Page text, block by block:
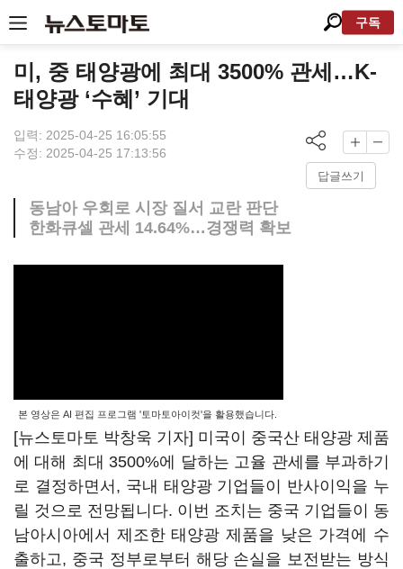
구독
미, 중 태양광에 최대 3500% 관세…K-
태양광 ‘수혜’ 기대
입력: 2025-04-25 16:05:55
수정: 2025-04-25 17:13:56
답글쓰기
동남아 우회로 시장 질서 교란 판단
한화큐셀 관세 14.64%…경쟁력 확보
본 영상은 AI 편집 프로그램 '토마토아이컷'을 활용했습니다.
[뉴스토마토 박창욱 기자] 미국이 중국산 태양광 제품
에 대해 최대 3500%에 달하는 고율 관세를 부과하기
로 결정하면서, 국내 태양광 기업들이 반사이익을 누
릴 것으로 전망됩니다. 이번 조치는 중국 기업들이 동
남아시아에서 제조한 태양광 제품을 낮은 가격에 수
출하고, 중국 정부로부터 해당 손실을 보전받는 방식